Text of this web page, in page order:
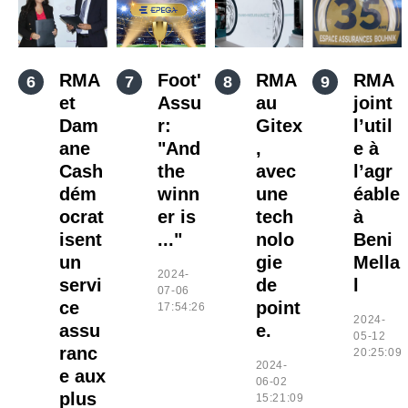
RMA
et
Dam
ane
Cash
dém
ocrat
isent
un
servi
ce
assu
ranc
e aux
plus
Foot'
Assu
r:
"And
the
winn
er is
..."
2024-
07-06
17:54:26
RMA
au
Gitex
,
avec
une
tech
nolo
gie
de
point
e.
2024-
06-02
15:21:09
RMA
joint
l’util
e à
l’agr
éable
à
Beni
Mella
2024-
05-12
20:25:09